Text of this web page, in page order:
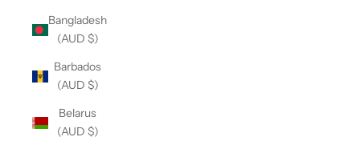
Bangladesh
(AUD $)
Barbados
(AUD $)
Belarus
(AUD $)